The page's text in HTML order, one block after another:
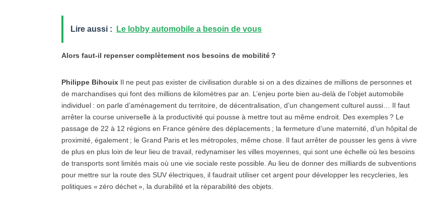
Lire aussi : Le lobby automobile a besoin de vous
Alors faut-il repenser complètement nos besoins de mobilité ?
Philippe Bihouix Il ne peut pas exister de civilisation durable si on a des dizaines de millions de personnes et
de marchandises qui font des millions de kilomètres par an. L’enjeu porte bien au-delà de l’objet automobile
individuel : on parle d’aménagement du territoire, de décentralisation, d’un changement culturel aussi… Il faut
arrêter la course universelle à la productivité qui pousse à mettre tout au même endroit. Des exemples ? Le
passage de 22 à 12 régions en France génère des déplacements ; la fermeture d’une maternité, d’un hôpital de
proximité, également ; le Grand Paris et les métropoles, même chose. Il faut arrêter de pousser les gens à vivre
de plus en plus loin de leur lieu de travail, redynamiser les villes moyennes, qui sont une échelle où les besoins
de transports sont limités mais où une vie sociale reste possible. Au lieu de donner des milliards de subventions
pour mettre sur la route des SUV électriques, il faudrait utiliser cet argent pour développer les recycleries, les
politiques « zéro déchet », la durabilité et la réparabilité des objets.